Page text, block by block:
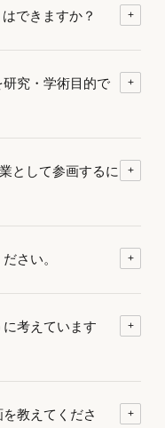
できますか？ +
究・学術目的で
+
として参画するに
+
さい。 +
考えています
+
教えてくださ
+